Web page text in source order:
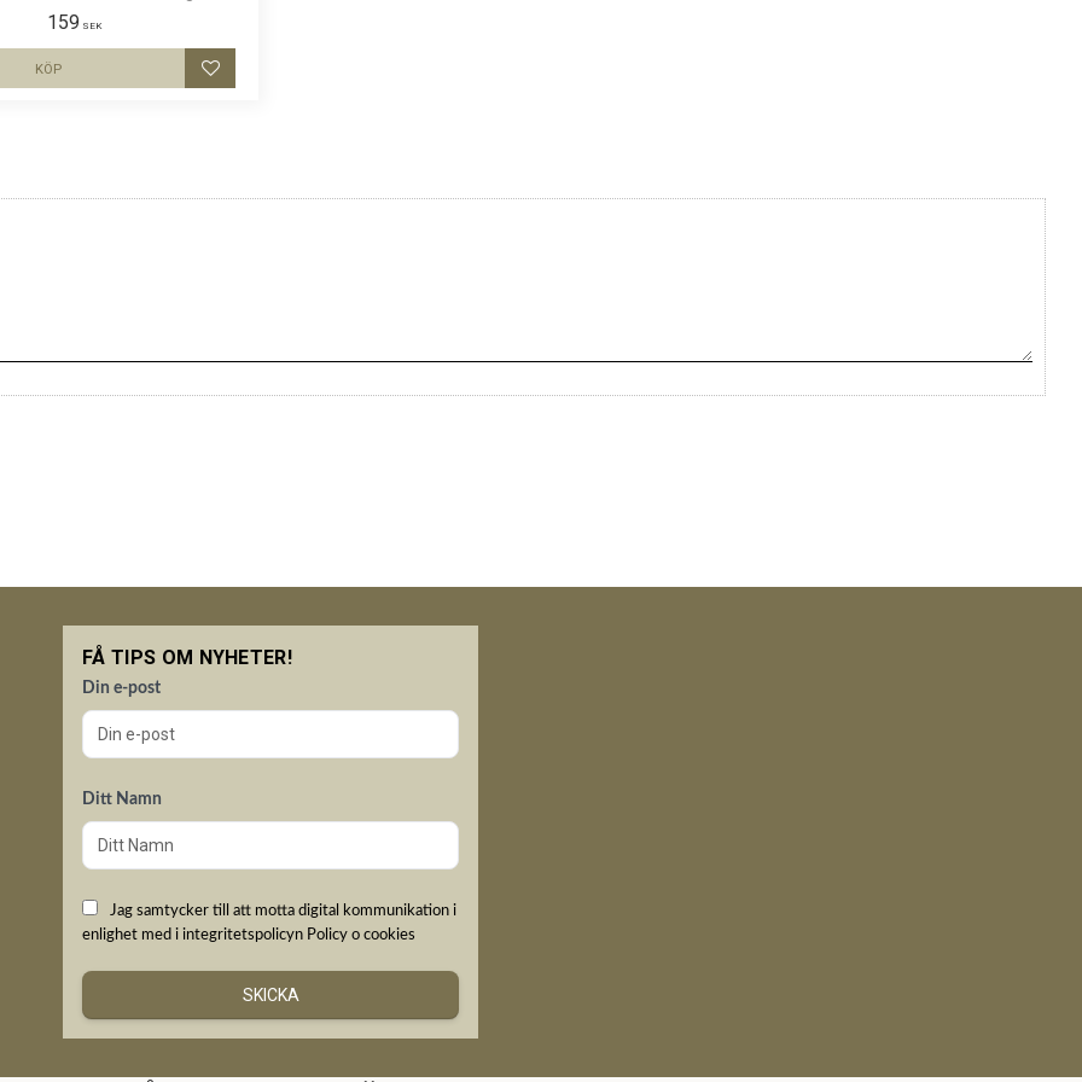
159 SEK
Lägg till i favoriter
KÖP
FÅ TIPS OM NYHETER!
Din e-post
Ditt Namn
Jag samtycker till att motta digital kommunikation i
enlighet med i integritetspolicyn Policy o cookies
SKICKA